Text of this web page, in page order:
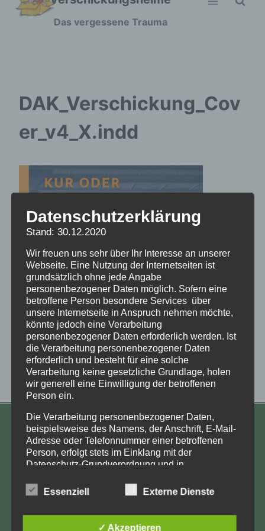
Zum
Das vergessene Trauma
DAK_Verschickung_Cov
er_v4_X.indd
KONTAKT
Aufarbeitung und Erforschung
Kinderverschickung e.V.
Anja Röhl
12059 Berlin
Datenschutzerklärung
Stand: 30.12.2020
Wir freuen uns sehr über Ihr Interesse an unserer
Webseite. Eine Nutzung der Internetseiten ist
grundsätzlich ohne jede Angabe
personenbezogener Daten möglich. Sofern eine
betroffene Person besondere Services über
unsere Internetseite in Anspruch nehmen möchte,
könnte jedoch eine Verarbeitung
personenbezogener Daten erforderlich werden. Ist
die Verarbeitung personenbezogener Daten
erforderlich und besteht für eine solche
Verarbeitung keine gesetzliche Grundlage, holen
wir generell eine Einwilligung der betroffenen
Person ein.
Die Verarbeitung personenbezogener Daten,
beispielsweise des Namens, der Anschrift, E-Mail-
Adresse oder Telefonnummer einer betroffenen
Person, erfolgt stets im Einklang mit der
Datenschutz-Grundverordnung und in
landesspezifischen Datenschutzbestimmungen.
und Zweck der von uns erhobenen, genutzten und
Essenziell Externe Dienste
✓ Akzeptieren